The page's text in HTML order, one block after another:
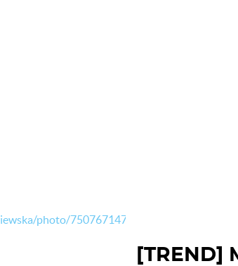
photo/7507671479178300694
[TREND]